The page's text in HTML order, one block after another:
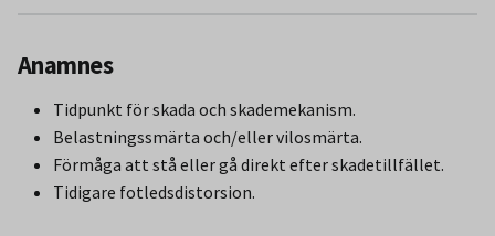
Anamnes
Tidpunkt för skada och skademekanism.
Belastningssmärta och/eller vilosmärta.
Förmåga att stå eller gå direkt efter skadetillfället.
Tidigare fotledsdistorsion.